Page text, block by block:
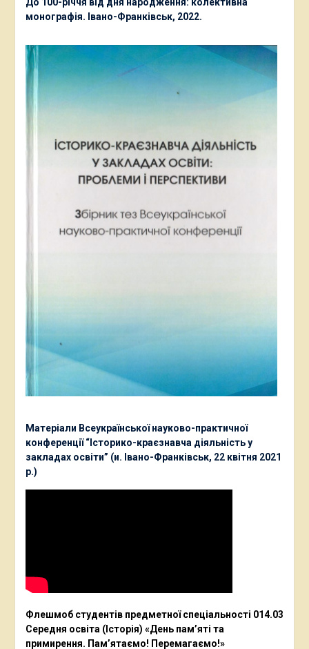
монографія. Івано-Франківськ, 2022.
Матеріали Всеукраїнської науково-практичної
конференції “Історико-краєзнавча діяльність у
закладах освіти” (и. Івано-Франківськ, 22 квітня 2021
р.)
Флешмоб студентів предметної спеціальності 014.03
Середня освіта (Історія) «День пам’яті та
примирення. Пам’ятаємо! Перемагаємо!»